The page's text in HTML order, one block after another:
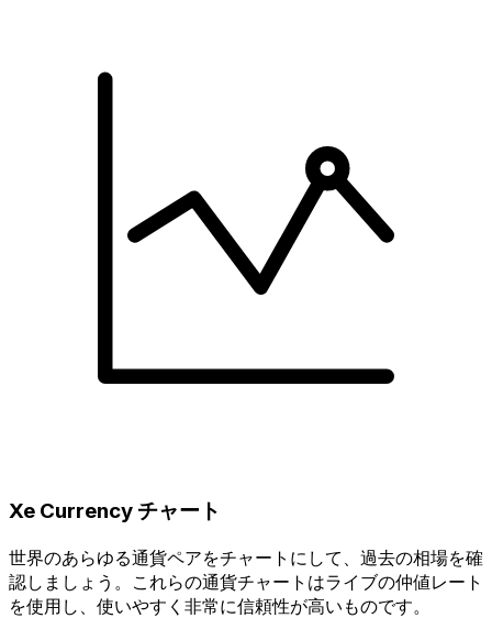
Xe Currency チャート
世界のあらゆる通貨ペアをチャートにして、過去の相場を確
認しましょう。これらの通貨チャートはライブの仲値レート
を使用し、使いやすく非常に信頼性が高いものです。